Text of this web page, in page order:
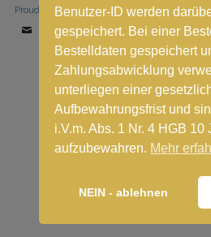
Proudly powered by WordPress|Theme: Stay
Vertrag
Benutzer-ID werden
gespeichert. Bei einer
Bestelldaten gespeichert
Zahlungsabwicklung
unterliegen einer
Aufbewahrungsfrist und
i.V.m. Abs. 1 Nr. 4 HGB 10
aufzubewahren. Mehr
NEIN - ablehnen